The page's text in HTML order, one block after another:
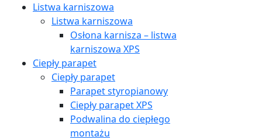
Listwa karniszowa
Listwa karniszowa
Osłona karnisza – listwa
karniszowa XPS
Ciepły parapet
Ciepły parapet
Parapet styropianowy
Ciepły parapet XPS
Podwalina do ciepłego
montażu